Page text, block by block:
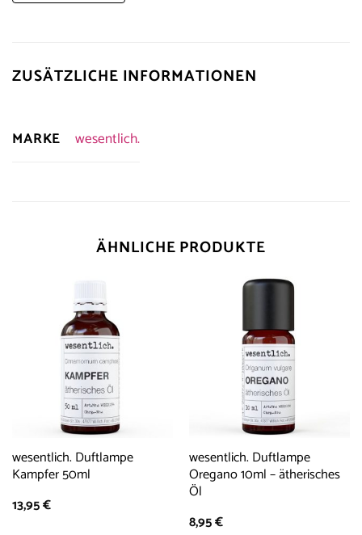
ZUSÄTZLICHE INFORMATIONEN
MARKE wesentlich.
ÄHNLICHE PRODUKTE
wesentlich. Duftlampe
Kampfer 50ml
13,95€
wesentlich. Duftlampe
Oregano 10ml – ätherisches
Öl
8,95€